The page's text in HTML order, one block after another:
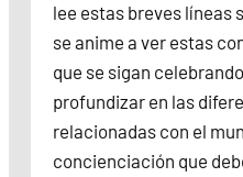
lee estas breves líneas
se anime a ver estas
que se sigan
profundizar en las
relacionadas con el
concienciación que